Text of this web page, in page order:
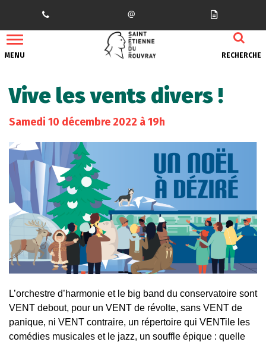
MENU RECHERCHE
Vive les vents divers !
Samedi 10 décembre 2022 à 19h
L’orchestre d’harmonie et le big band du conservatoire sont
VENT debout, pour un VENT de révolte, sans VENT de
panique, ni VENT contraire, un répertoire qui VENTile les
comédies musicales et le jazz, un souffle épique : quelle